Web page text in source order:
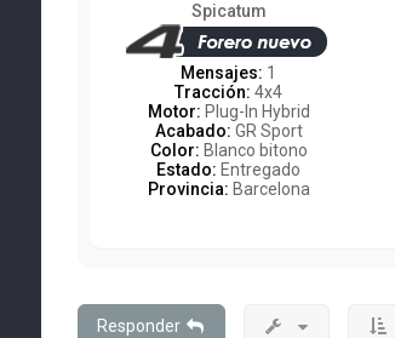
Spicatum
Mensajes: 1
Tracción: 4x4
Motor: Plug-In Hybrid
Acabado: GR Sport
Color: Blanco bitono
Estado: Entregado
Provincia: Barcelona
Responder